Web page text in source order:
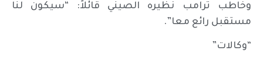
وخاطب ترامب نظيره الصيني قائلاً: “سيكون لنا
مستقبل رائع معا”.
“وكالات”